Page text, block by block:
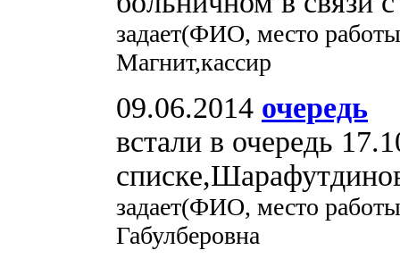
задает(ФИО, место
Магнит,кассир
09.06.2014 очередь
встали в очередь
задает(ФИО, место
Габулберовна